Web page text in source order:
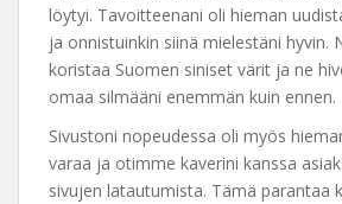
löytyi. Tavoitteenani oli hieman
ja onnistuinkin siinä mielestäni hyvin.
koristaa Suomen siniset värit ja ne
omaa silmääni enemmän kuin ennen.
Sivustoni nopeudessa oli myös
varaa ja otimme kaverini kanssa
sivujen latautumista. Tämä parantaa